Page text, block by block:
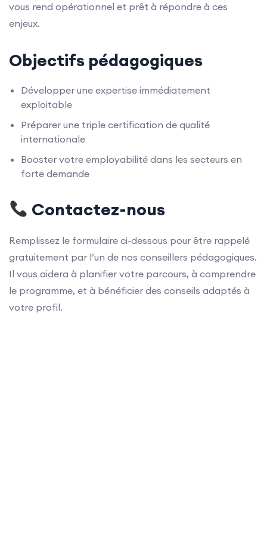
vous rend opérationnel et prêt à répondre à ces
enjeux.
Objectifs pédagogiques
Développer une expertise immédiatement
exploitable
Préparer une triple certification de qualité
internationale
Booster votre employabilité dans les secteurs en
forte demande
Contactez-nous
Remplissez le formulaire ci-dessous pour être rappelé
gratuitement par l’un de nos conseillers pédagogiques.
Il vous aidera à planifier votre parcours, à comprendre
le programme, et à bénéficier des conseils adaptés à
votre profil.